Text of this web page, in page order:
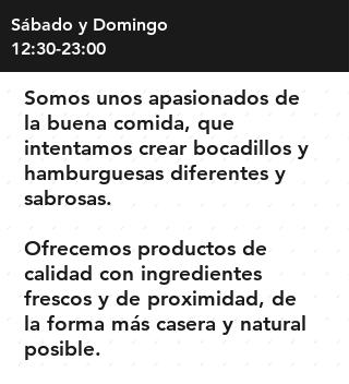
Sábado y Domingo
12:30-23:00
Somos unos apasionados de
la buena comida, que
intentamos crear bocadillos y
hamburguesas diferentes y
sabrosas.
Ofrecemos productos de
calidad con ingredientes
frescos y de proximidad, de
la forma más casera y natural
posible.